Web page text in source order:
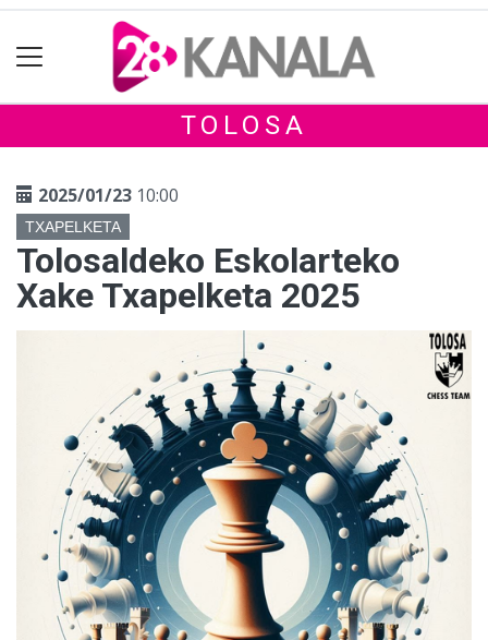
TOLOSA
2025/01/23 10:00
TXAPELKETA
Tolosaldeko Eskolarteko
Xake Txapelketa 2025